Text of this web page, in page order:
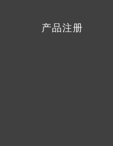
产品注册